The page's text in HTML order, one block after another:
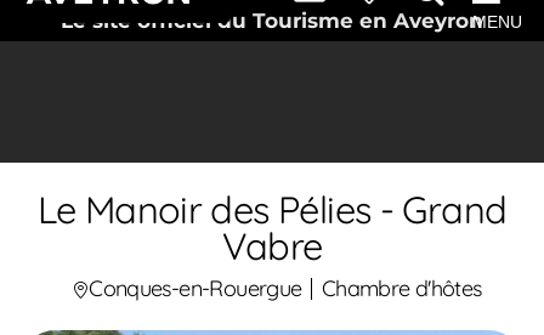
Le site officiel du Tourisme en AveyronMENU
Le Manoir des Pélies - Grand
Vabre
Conques-en-Rouergue Chambre d'hôtes